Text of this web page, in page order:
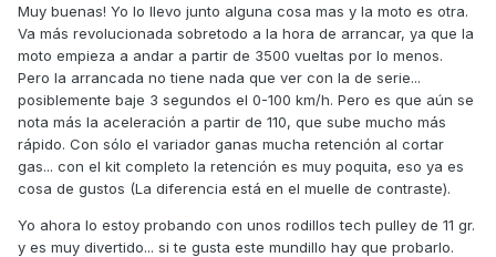
Muy buenas! Yo lo llevo junto alguna cosa mas y la moto es otra.
Va más revolucionada sobretodo a la hora de arrancar, ya que la
moto empieza a andar a partir de 3500 vueltas por lo menos.
Pero la arrancada no tiene nada que ver con la de serie...
posiblemente baje 3 segundos el 0-100 km/h. Pero es que aún se
nota más la aceleración a partir de 110, que sube mucho más
rápido. Con sólo el variador ganas mucha retención al cortar
gas... con el kit completo la retención es muy poquita, eso ya es
cosa de gustos (La diferencia está en el muelle de contraste).
Yo ahora lo estoy probando con unos rodillos tech pulley de 11 gr.
y es muy divertido... si te gusta este mundillo hay que probarlo.